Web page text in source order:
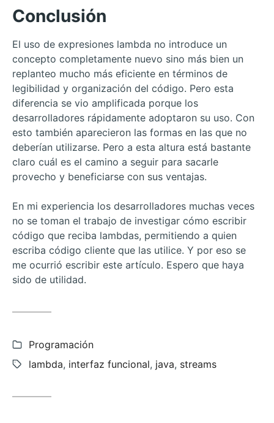
Conclusión
El uso de expresiones lambda no introduce un
concepto completamente nuevo sino más bien un
replanteo mucho más eficiente en términos de
legibilidad y organización del código. Pero esta
diferencia se vio amplificada porque los
desarrolladores rápidamente adoptaron su uso. Con
esto también aparecieron las formas en las que no
deberían utilizarse. Pero a esta altura está bastante
claro cuál es el camino a seguir para sacarle
provecho y beneficiarse con sus ventajas.
En mi experiencia los desarrolladores muchas veces
no se toman el trabajo de investigar cómo escribir
código que reciba lambdas, permitiendo a quien
escriba código cliente que las utilice. Y por eso se
me ocurrió escribir este artículo. Espero que haya
sido de utilidad.
Categorías:
Programación
Etiquetas:
lambda, interfaz funcional, java, streams